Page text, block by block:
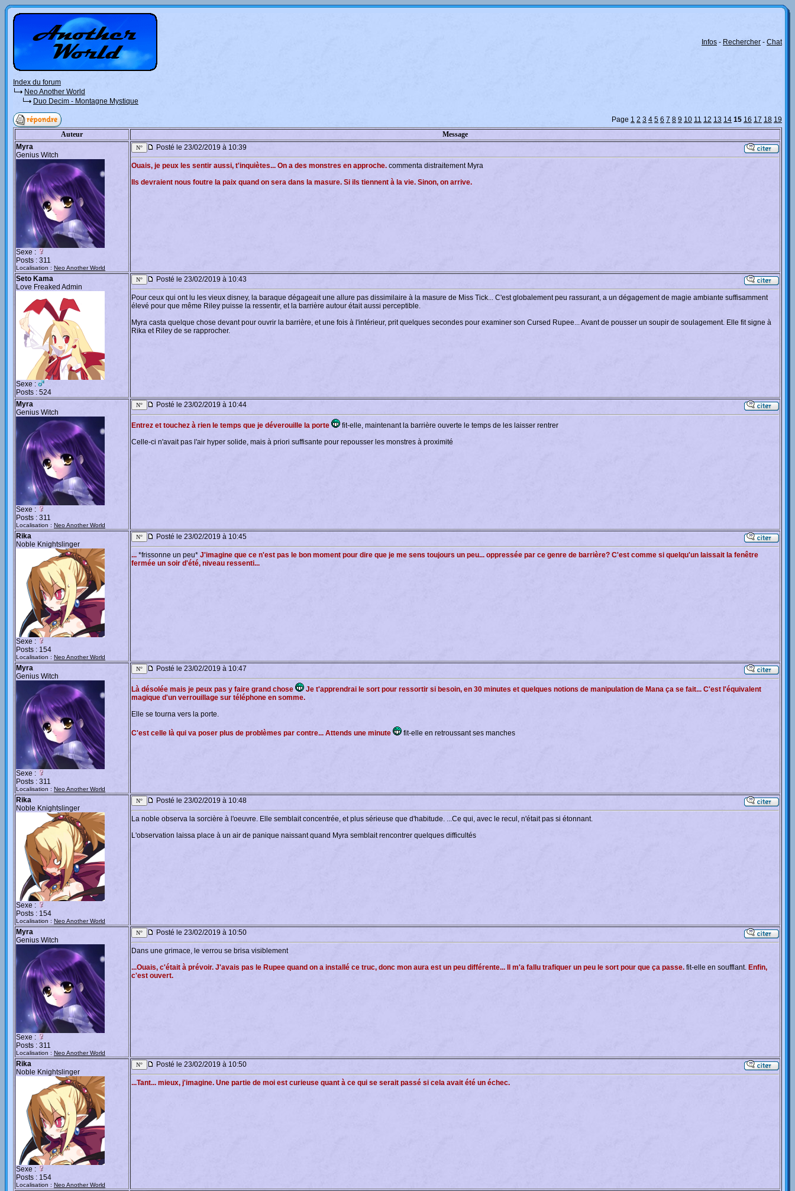
Infos - Rechercher - Chat
Index du forum
Neo Another World
Duo Decim - Montagne Mystique
Page 1 2 3 4 5 6 7 8 9 10 11 12 13 14 15 16 17 18 19
Auteur
Message
Myra
Genius Witch
Sexe :
Posts : 311
Localisation : Neo Another World
Posté le 23/02/2019 à 10:39
Ouais, je peux les sentir aussi, t'inquiètes... On a des monstres en approche. commenta distraitement Myra
Ils devraient nous foutre la paix quand on sera dans la masure. Si ils tiennent à la vie. Sinon, on arrive.
Seto Kama
Love Freaked Admin
Sexe :
Posts : 524
Posté le 23/02/2019 à 10:43
Pour ceux qui ont lu les vieux disney, la baraque dégageait une allure pas dissimilaire à la masure de Miss Tick... C'est globalement peu rassurant, a un dégagement de magie ambiante suffisamment
élevé pour que même Riley puisse la ressentir, et la barrière autour était aussi perceptible.
Myra casta quelque chose devant pour ouvrir la barrière, et une fois à l'intérieur, prit quelques secondes pour examiner son Cursed Rupee... Avant de pousser un soupir de soulagement. Elle fit signe à
Rika et Riley de se rapprocher.
Myra
Genius Witch
Sexe :
Posts : 311
Localisation : Neo Another World
Posté le 23/02/2019 à 10:44
Entrez et touchez à rien le temps que je déverouille la porte
fit-elle, maintenant la barrière ouverte le temps de les laisser rentrer
Celle-ci n'avait pas l'air hyper solide, mais à priori suffisante pour repousser les monstres à proximité
Rika
Noble Knightslinger
Sexe :
Posts : 154
Localisation : Neo Another World
Posté le 23/02/2019 à 10:45
... *frissonne un peu* J'imagine que ce n'est pas le bon moment pour dire que je me sens toujours un peu... oppressée par ce genre de barrière? C'est comme si quelqu'un laissait la fenêtre
fermée un soir d'été, niveau ressenti...
Myra
Genius Witch
Sexe :
Posts : 311
Localisation : Neo Another World
Posté le 23/02/2019 à 10:47
Là désolée mais je peux pas y faire grand chose
Je t'apprendrai le sort pour ressortir si besoin, en 30 minutes et quelques notions de manipulation de Mana ça se fait... C'est l'équivalent
magique d'un verrouillage sur téléphone en somme.
Elle se tourna vers la porte.
C'est celle là qui va poser plus de problèmes par contre... Attends une minute fit-elle en retroussant ses manches
Rika
Noble Knightslinger
Sexe :
Posts : 154
Localisation : Neo Another World
Posté le 23/02/2019 à 10:48
La noble observa la sorcière à l'oeuvre. Elle semblait concentrée, et plus sérieuse que d'habitude. ...Ce qui, avec le recul, n'était pas si étonnant.
L'observation laissa place à un air de panique naissant quand Myra semblait rencontrer quelques difficultés
Myra
Genius Witch
Sexe :
Posts : 311
Localisation : Neo Another World
Posté le 23/02/2019 à 10:50
Dans une grimace, le verrou se brisa visiblement
...Ouais, c'était à prévoir. J'avais pas le Rupee quand on a installé ce truc, donc mon aura est un peu différente... Il m'a fallu trafiquer un peu le sort pour que ça passe. fit-elle en soufflant. Enfin,
c'est ouvert.
Rika
Noble Knightslinger
Sexe :
Posts : 154
Localisation : Neo Another World
Posté le 23/02/2019 à 10:50
...Tant... mieux, j'imagine. Une partie de moi est curieuse quant à ce qui se serait passé si cela avait été un échec.